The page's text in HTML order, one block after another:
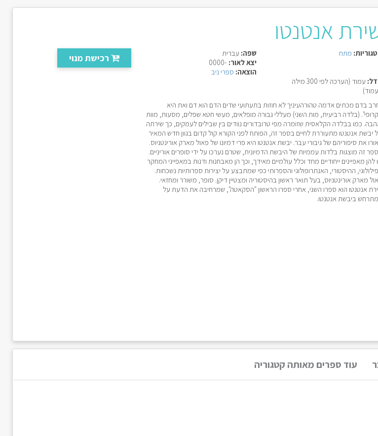
אנטנטו
רכישת מנוי מתח
עמוד (הערכה לפי 300 מילה
שפה: עברית
יצא לאור: -0000
הוצאה: ספרי ניב
בדם מכתים אדמה טהורהעיניך לא חוזות בתעתועי שדים הדם הוא דם ואת היא
(בלדה רביעית, מות השני) מעללי גבורה מופלאים, מעשי חטא שפלים, מסעות, מוות
כמו בבלדה הקלאסית שזומרה מפי טרובדורים נוודים בין שבילים לעמקים, כך שירתה
יבשת אנטנטו מתעוררת לחיים בספר זה, הפותח לפני הקורא קול קדום בגוון חדש המאיר
את סיפוריהם של גיבורי עבר. יבשת אנטנטו היא פרי דמיונו של פאול מארק אורינטניוס.
זה מוצגות בלדות עממיות של היבשת הדמיונית, שטרם נערכו על ידי סופרים אוריניים.
להן מאפיינים ייחודיים מחד וכלל עולמיים מאידך, וכך הן מאבחנות ודנות במאפייני המחקר
ההיסטורי, האנתרופולוגי והספרותי כפי שמתבצע על יצירות ספרותיות נשכחות.
מארק אורינטניוס, בעל תואר ראשון בהיסטוריה ומצטיין דיקן. סופר, משורר ומחזאי.
אנטנטו הוא ספרו השני, אחרי ספרו הראשון "הסקאטה", שמרחיבה את הדעת על
ביבשת אנטנטו.
עוד ספרים מאותה קטגוריה